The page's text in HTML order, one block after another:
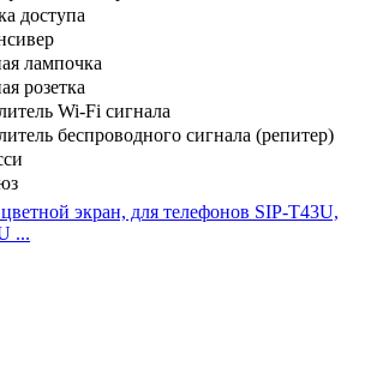
доступа
лампочка
розетка
Wi-Fi сигнала
беспроводного сигнала (репитер)
экран, для телефонов SIP-T43U,
...